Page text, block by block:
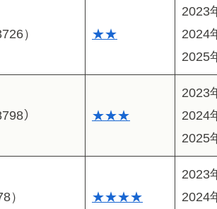
） ★★
2023
2024
2025
） ★★★
2023
2024
2025
） ★★★★
2023
2024